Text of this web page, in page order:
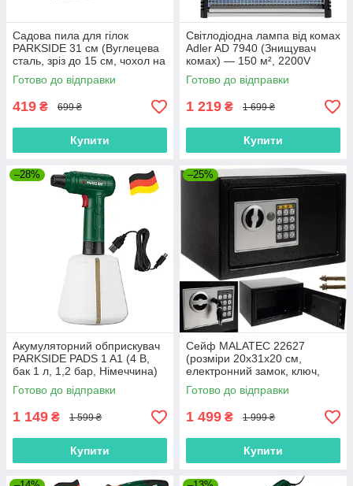
Садова пила для гілок
PARKSIDE 31 см (Вуглецева
сталь, зріз до 15 см, чохол на
пояс, Німеччина)
Готово до відправки
419 ₴ 699 ₴
Купити
Світлодіодна лампа від комах
Adler AD 7940 (Знищувач
комах) — 150 м², 2200V
Готово до відправки
1 219 ₴ 1 699 ₴
Купити
–28%
Акумуляторний обприскувач
PARKSIDE PADS 1 A1 (4 В,
бак 1 л, 1,2 бар, Німеччина)
Готово до відправки
1 149 ₴ 1 599 ₴
Купити
–25%
Сейф MALATEC 22627
(розміри 20х31х20 см,
електронний замок, ключ,
об'єм 10 л)
Готово до відправки
1 499 ₴ 1 999 ₴
Купити